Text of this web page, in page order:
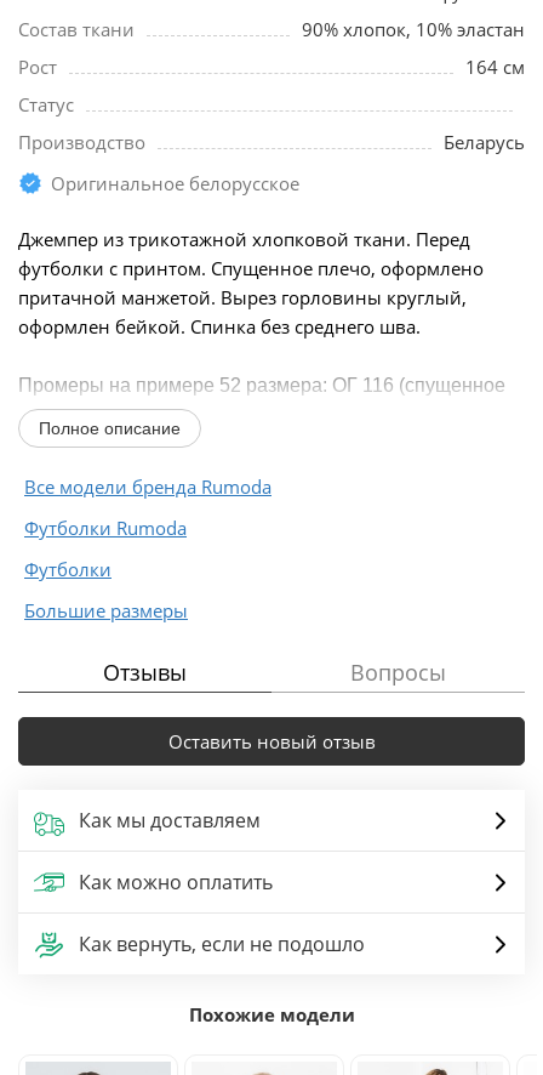
Состав ткани
90% хлопок, 10% эластан
Рост
164 см
Статус
Производство
Беларусь
Оригинальное белорусское
Джемпер из трикотажной хлопковой ткани. Перед
футболки с принтом. Спущенное плечо, оформлено
притачной манжетой. Вырез горловины круглый,
оформлен бейкой. Спинка без среднего шва.
Промеры на примере 52 размера: ОГ 116 (спущенное
плечо), ОБ 116, длина по спинке 61,5 см.
Длина рукава от основания...
Полное описание
Все модели бренда Rumoda
Футболки Rumoda
Футболки
Большие размеры
Отзывы Вопросы
Оставить новый отзыв
Как мы доставляем
Как можно оплатить
Как вернуть, если не подошло
Похожие модели